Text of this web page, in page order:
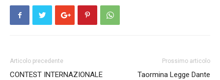
Articolo precedente
CONTEST INTERNAZIONALE
Prossimo articolo
Taormina Legge Dante